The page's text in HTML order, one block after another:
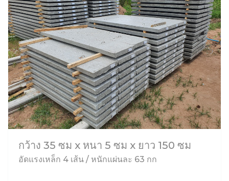
กว้าง 35 ซม x หนา 5 ซม x ยาว 150 ซม
อัดแรงเหล็ก 4 เส้น / หนักแผ่นละ 63 กก